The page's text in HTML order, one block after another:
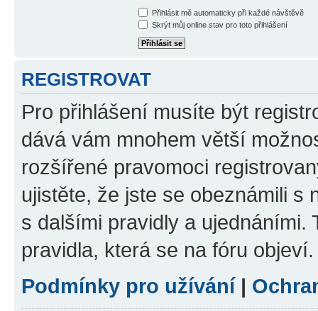
Přihlásit mě automaticky při každé návštěvě
Skrýt můj online stav pro toto přihlášení
REGISTROVAT
Pro přihlášení musíte být
dává vám mnohem větší
rozšířené pravomoci
ujistěte, že jste se obeznámili s
s dalšími pravidly a ujednáními.
pravidla, která se na fóru objeví.
Podmínky pro užívání|